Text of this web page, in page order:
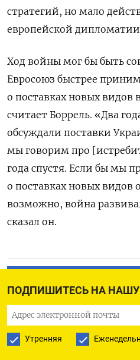
ПОДПИШИТЕСЬ НА
Утренняя
стратегий, но мало
европейской
Ход войны мог бы быть
Евросоюз быстрее
о поставках новых видов
считает Боррель. «Два
обсуждали поставки
мы говорим про
года спустя. Если бы мы
о поставках новых видов
возможно, война
сказал он.
ПОДПИСАТЬСЯ